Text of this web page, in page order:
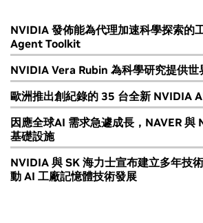
NVIDIA 發佈能為代理加速科學探索的
Agent Toolkit
NVIDIA Vera Rubin 為科學研究提供世
歐洲推出創紀錄的 35 台全新 NVIDIA
因應全球AI 需求急遽成長，NAVER 與
基礎設施
NVIDIA 與 SK 海力士宣布建立多年技
動 AI 工廠記憶體技術發展